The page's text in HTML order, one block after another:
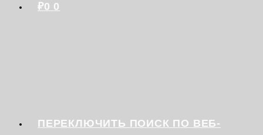
₽0 0
ПЕРЕКЛЮЧИТЬ ПОИСК ПО ВЕБ-